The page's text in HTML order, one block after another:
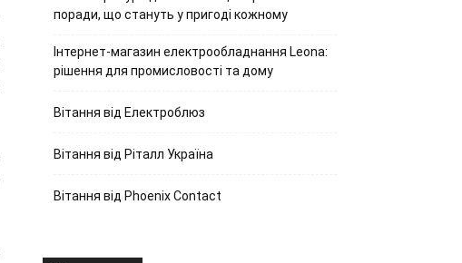
поради, що стануть у пригоді кожному
Інтернет-магазин електрообладнання Leona:
рішення для промисловості та дому
Вітання від Електроблюз
Вітання від Ріталл Україна
Вітання від Phoenix Contact